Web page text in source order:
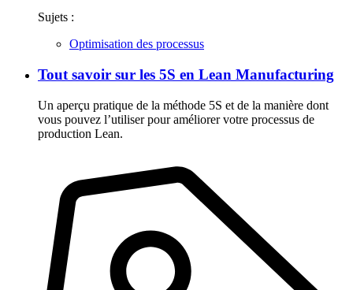
Sujets :
Optimisation des processus
Tout savoir sur les 5S en Lean Manufacturing
Un aperçu pratique de la méthode 5S et de la manière dont
vous pouvez l’utiliser pour améliorer votre processus de
production Lean.